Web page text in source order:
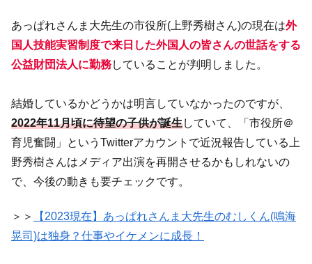
あっぱれさんま大先生の市役所(上野秀樹さん)の現在は外
国人技能実習制度で来日した外国人の皆さんの世話をする
公益財団法人に勤務していることが判明しました。
結婚しているかどうかは明言していなかったのですが、
2022年11月頃に待望の子供が誕生していて、「市役所＠
育児奮闘」というTwitterアカウントで近況報告している上
野秀樹さんはメディア出演を再開させるかもしれないの
で、今後の動きも要チェックです。
＞＞
【2023現在】あっぱれさんま大先生のむしくん(鳴海
晃司)は独身？仕事やイケメンに成長！